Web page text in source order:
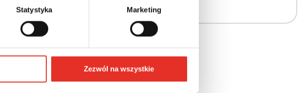
Statystyka Marketing
Zezwól na wszystkie
2 405 zł brutto / msc.
prostych krokach